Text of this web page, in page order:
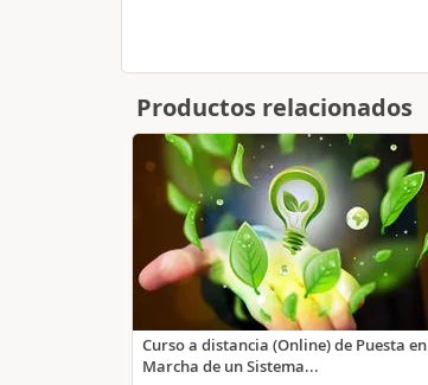
Productos relacionados
Curso a distancia (Online) de Puesta en
Marcha de un Sistema...